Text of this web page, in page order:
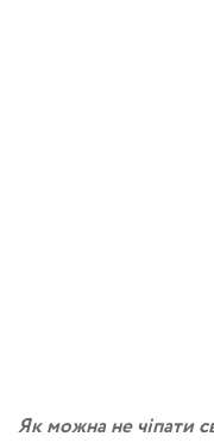
Як можна не чіпати